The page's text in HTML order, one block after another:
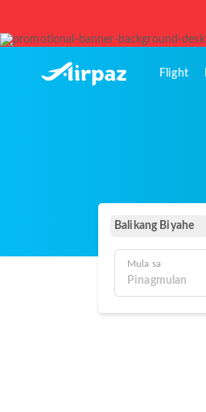
Flight
Balikang Biyahe
Mula sa